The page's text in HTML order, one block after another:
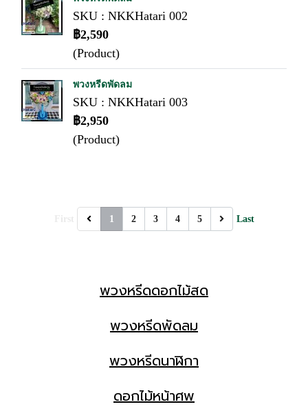
SKU : NKKHatari 002
฿2,590
(Product)
พวงหรีดพัดลม
SKU : NKKHatari 003
฿2,950
(Product)
1 2 3 4 5 Last
พวงหรีดดอกไม้สด
พวงหรีดพัดลม
พวงหรีดนาฬิกา
ดอกไม้หน้าศพ